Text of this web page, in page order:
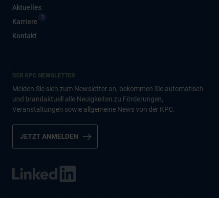
Aktuelles
Karriere
1
Kontakt
DER KPC NEWSLETTER
Melden Sie sich zum Newsletter an, bekommen Sie automatisch
und brandaktuell alle Neuigkeiten zu Förderungen,
Veranstaltungen sowie allgemeine News von der KPC.
JETZT ANMELDEN